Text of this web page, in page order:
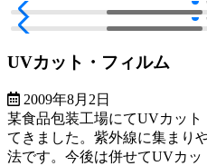
UVカット・フィルム
2009年8月2日
某食品包装工場にてUVカッ
てきました。紫外線に集まり
法です。今後は併せてUVカ